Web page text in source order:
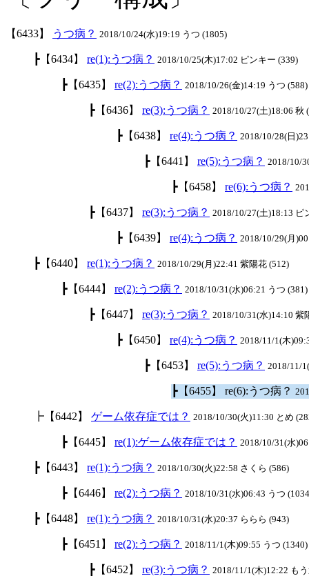
【6433】 うつ病？ 2018/10/24(水)19:19 うつ (1805)
┣【6434】 re(1):うつ病？ 2018/10/25(木)17:02 ピンキー (339)
┣【6435】 re(2):うつ病？ 2018/10/26(金)14:19 うつ (588)
┣【6436】 re(3):うつ病？ 2018/10/27(土)18:06 秋
┣【6438】 re(4):うつ病？ 2018/10/28(日
┣【6441】 re(5):うつ病？ 2018/10/
┣【6458】 re(6):うつ病？
┣【6437】 re(3):うつ病？ 2018/10/27(土)18:13 ピ
┣【6439】 re(4):うつ病？ 2018/10/29(月
┣【6440】 re(1):うつ病？ 2018/10/29(月)22:41 紫陽花 (512)
┣【6444】 re(2):うつ病？ 2018/10/31(水)06:21 うつ (381)
┣【6447】 re(3):うつ病？ 2018/10/31(水)14:10 紫
┣【6450】 re(4):うつ病？ 2018/11/1(木
┣【6453】 re(5):うつ病？ 2018/11/
┣【6455】 re(6):うつ病？
┣【6442】 ゲーム依存症では？ 2018/10/30(火)11:30 とめ
┣【6445】 re(1):ゲーム依存症では？ 2018/10/31(水
┣【6443】 re(1):うつ病？ 2018/10/30(火)22:58 さくら (586)
┣【6446】 re(2):うつ病？ 2018/10/31(水)06:43 うつ
┣【6448】 re(1):うつ病？ 2018/10/31(水)20:37 ららら (943)
┣【6451】 re(2):うつ病？ 2018/11/1(木)09:55 うつ (1340)
┣【6452】 re(3):うつ病？ 2018/11/1(木)12:22 も